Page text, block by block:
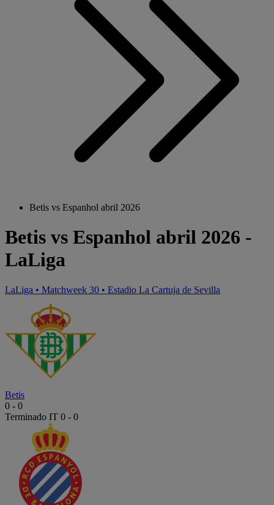
Betis vs Espanhol abril 2026
Betis vs Espanhol abril 2026 -
LaLiga
LaLiga • Matchweek 30 • Estadio La Cartuja de Sevilla
Betis
0 - 0
Terminado IT 0 - 0